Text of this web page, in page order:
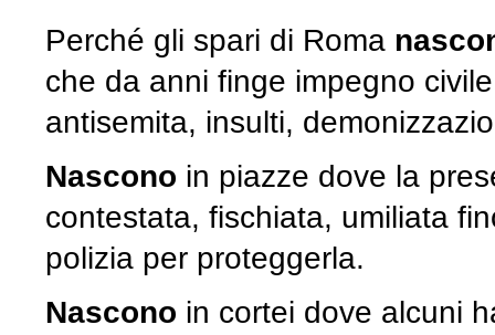
Perché gli spari di Roma
che da anni finge impegno
antisemita, insulti,
Nascono in piazze dove la
contestata, fischiata, umiliata
polizia per proteggerla.
Nascono in cortei dove alcuni